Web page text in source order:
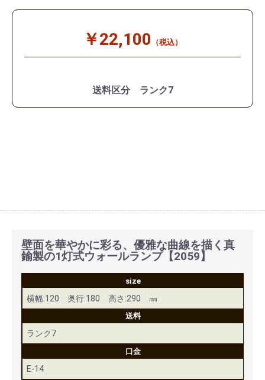
￥22,100 （税込）
送料区分 ランク7
壁面を華やかに彩る、優雅な曲線を描く真
鍮製の1灯式ウォールランプ【2059】
size
横幅:120 奥行:180 高さ:290 ㎜
送料
ランク7
口金
E-14